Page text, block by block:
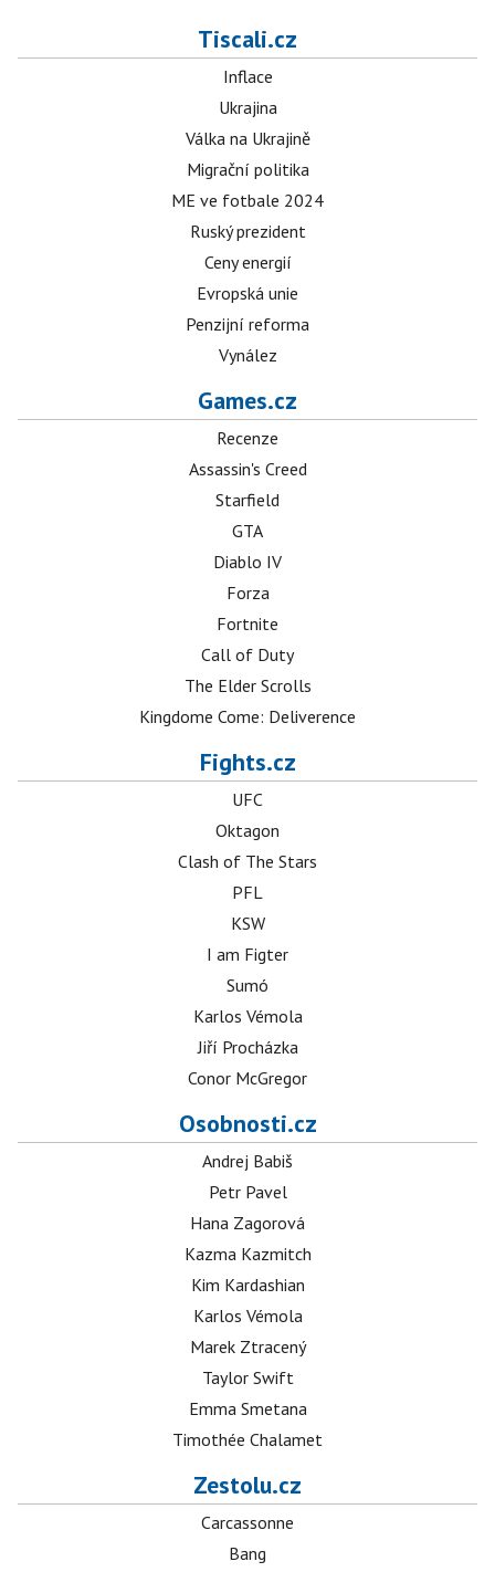
Tiscali.cz
Inflace
Ukrajina
Válka na Ukrajině
Migrační politika
ME ve fotbale 2024
Ruský prezident
Ceny energií
Evropská unie
Penzijní reforma
Vynález
Games.cz
Recenze
Assassin's Creed
Starfield
GTA
Diablo IV
Forza
Fortnite
Call of Duty
The Elder Scrolls
Kingdome Come: Deliverence
Fights.cz
UFC
Oktagon
Clash of The Stars
PFL
KSW
I am Figter
Sumó
Karlos Vémola
Jiří Procházka
Conor McGregor
Osobnosti.cz
Andrej Babiš
Petr Pavel
Hana Zagorová
Kazma Kazmitch
Kim Kardashian
Karlos Vémola
Marek Ztracený
Taylor Swift
Emma Smetana
Timothée Chalamet
Zestolu.cz
Carcassonne
Bang